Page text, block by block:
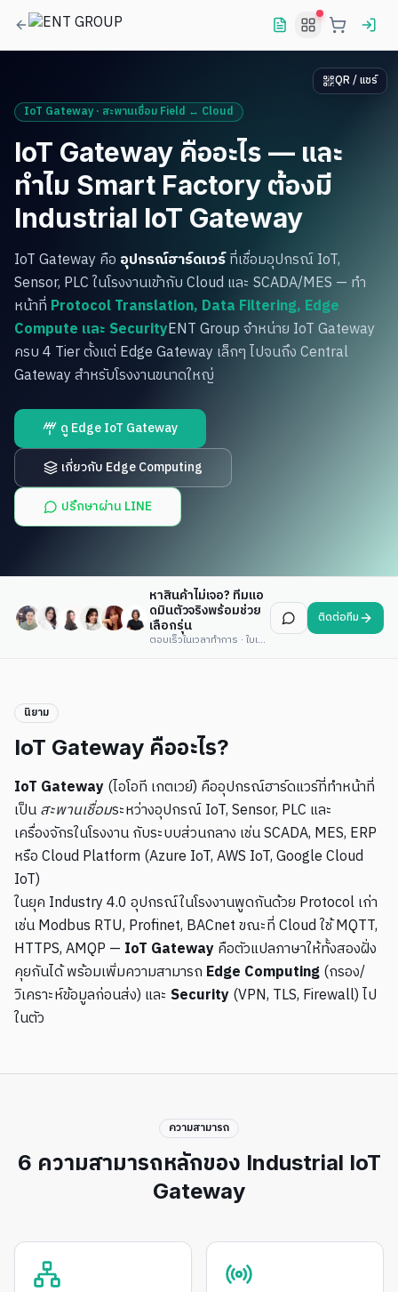
IoT Gateway · สะพานเชื่อม Field ↔ Cloud
IoT Gateway คืออะไร — และ
ทำไม Smart Factory ต้องมี
Industrial IoT Gateway
IoT Gateway คือ อุปกรณ์ฮาร์ดแวร์ที่เชื่อมอุปกรณ์ IoT,
Sensor, PLC ในโรงงานเข้ากับ Cloud และ SCADA/MES — ทำ
หน้าที่ Protocol Translation, Data Filtering, Edge
Compute และ SecurityENT Group จำหน่าย IoT Gateway
ครบ 4 Tier ตั้งแต่ Edge Gateway เล็กๆ ไปจนถึง Central
Gateway สำหรับโรงงานขนาดใหญ่
ดู Edge IoT Gateway
เกี่ยวกับ Edge Computing
ปรึกษาผ่าน LINE
หาสินค้าไม่เจอ? ทีมแอ
ดมินตัวจริงพร้อมช่วย
เลือกรุ่น
ตอบเร็วในเวลาทำการ · ใบเสนอราคาภายในวันเดียว
ติดต่อทีม
นิยาม
IoT Gateway คืออะไร?
IoT Gateway(ไอโอที เกตเวย์) คืออุปกรณ์ฮาร์ดแวร์ที่ทำหน้าที่
เป็นสะพานเชื่อมระหว่างอุปกรณ์ IoT, Sensor, PLC และ
เครื่องจักรในโรงงาน กับระบบส่วนกลาง เช่น SCADA, MES, ERP
หรือ Cloud Platform (Azure IoT, AWS IoT, Google Cloud
IoT)
ในยุค Industry 4.0 อุปกรณ์ในโรงงานพูดกันด้วย Protocol เก่า
เช่น Modbus RTU, Profinet, BACnet ขณะที่ Cloud ใช้ MQTT,
HTTPS, AMQP — IoT Gatewayคือตัวแปลภาษาให้ทั้งสองฝั่ง
คุยกันได้ พร้อมเพิ่มความสามารถ Edge Computing(กรอง/
วิเคราะห์ข้อมูลก่อนส่ง) และ Security(VPN, TLS, Firewall) ไป
ในตัว
ความสามารถ
6 ความสามารถหลักของ Industrial IoT
Gateway
QR / แชร์